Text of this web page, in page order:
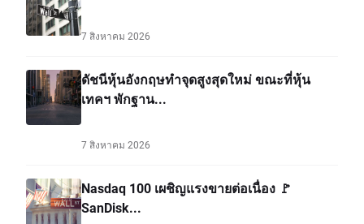
7 สิงหาคม 2026
ดัชนีหุ้นอังกฤษทำจุดสูงสุดใหม่ ขณะที่หุ้น
เทคฯ พักฐาน...
7 สิงหาคม 2026
Nasdaq 100 เผชิญแรงขายต่อเนื่อง 🚩
SanDisk...